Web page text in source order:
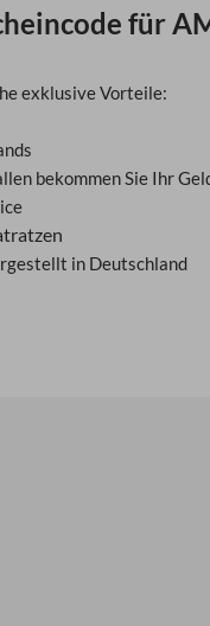
für
exklusive Vorteile:
bekommen Sie Ihr
in Deutschland